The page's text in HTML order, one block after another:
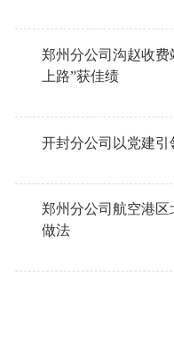
郑州分公司沟赵收
上路”获佳绩
开封分公司以党建
郑州分公司航空港区
做法